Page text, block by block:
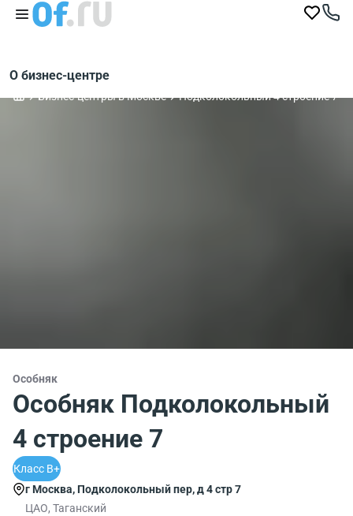
О бизнес-центре
Бизнес-центры в Москве Подколокольный 4 строение 7
Особняк
Особняк Подколокольный
4 строение 7
Класс B+
г Москва, Подколокольный пер, д 4 стр 7
ЦАО, Таганский